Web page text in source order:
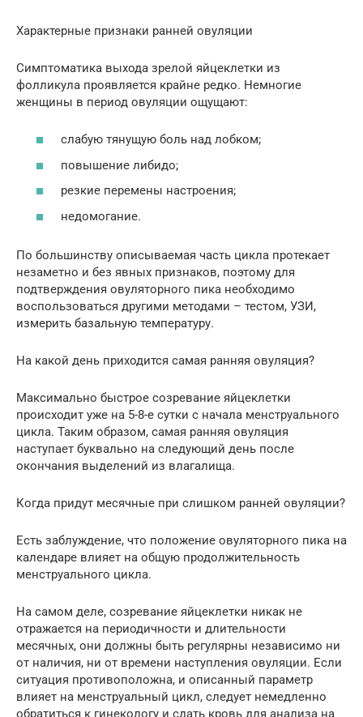
Характерные признаки ранней овуляции
Симптоматика выхода зрелой яйцеклетки из
фолликула проявляется крайне редко. Немногие
женщины в период овуляции ощущают:
слабую тянущую боль над лобком;
повышение либидо;
резкие перемены настроения;
недомогание.
По большинству описываемая часть цикла протекает
незаметно и без явных признаков, поэтому для
подтверждения овуляторного пика необходимо
воспользоваться другими методами – тестом, УЗИ,
измерить базальную температуру.
На какой день приходится самая ранняя овуляция?
Максимально быстрое созревание яйцеклетки
происходит уже на 5-8-е сутки с начала менструального
цикла. Таким образом, самая ранняя овуляция
наступает буквально на следующий день после
окончания выделений из влагалища.
Когда придут месячные при слишком ранней овуляции?
Есть заблуждение, что положение овуляторного пика на
календаре влияет на общую продолжительность
менструального цикла.
На самом деле, созревание яйцеклетки никак не
отражается на периодичности и длительности
месячных, они должны быть регулярны независимо ни
от наличия, ни от времени наступления овуляции. Если
ситуация противоположна, и описанный параметр
влияет на менструальный цикл, следует немедленно
обратиться к гинекологу и сдать кровь для анализа на